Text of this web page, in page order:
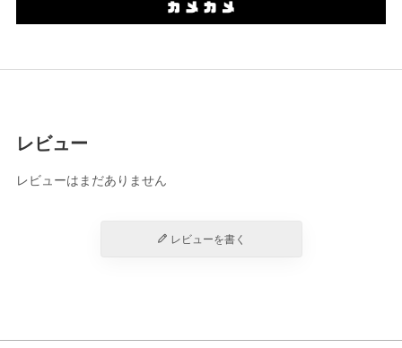
レビュー
レビューはまだありません
レビューを書く